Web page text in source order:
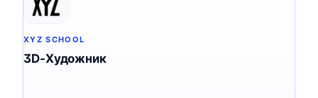
XYZ SCHOOL
3D-Художник